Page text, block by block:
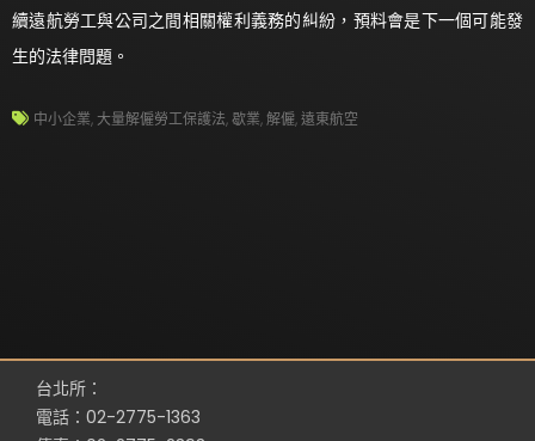
續遠航勞工與公司之間相關權利義務的糾紛，預料會是下一個可能發
生的法律問題。
中小企業, 大量解僱勞工保護法,歇業,解僱,遠東航空
台北所：
電話：02-2775-1363